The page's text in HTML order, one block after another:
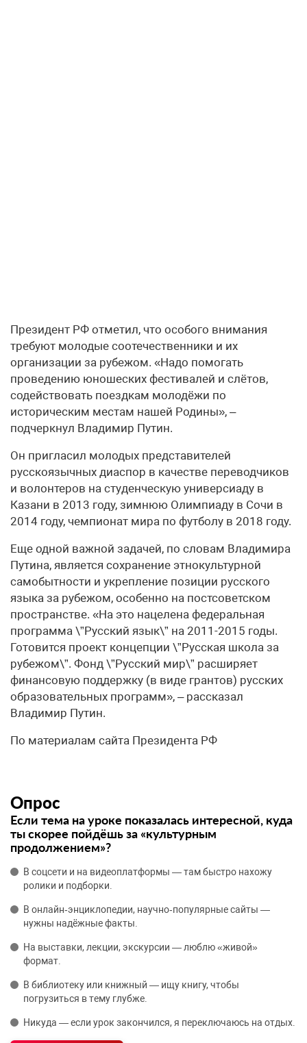
Президент РФ отметил, что особого внимания
требуют молодые соотечественники и их
организации за рубежом. «Надо помогать
проведению юношеских фестивалей и слётов,
содействовать поездкам молодёжи по
историческим местам нашей Родины», –
подчеркнул Владимир Путин.
Он пригласил молодых представителей
русскоязычных диаспор в качестве переводчиков
и волонтеров на студенческую универсиаду в
Казани в 2013 году, зимнюю Олимпиаду в Сочи в
2014 году, чемпионат мира по футболу в 2018 году.
Еще одной важной задачей, по словам Владимира
Путина, является сохранение этнокультурной
самобытности и укрепление позиции русского
языка за рубежом, особенно на постсоветском
пространстве. «На это нацелена федеральная
программа \”Русский язык\” на 2011-2015 годы.
Готовится проект концепции \”Русская школа за
рубежом\”. Фонд \”Русский мир\” расширяет
финансовую поддержку (в виде грантов) русских
образовательных программ», – рассказал
Владимир Путин.
По материалам сайта Президента РФ
Опрос
Если тема на уроке показалась интересной, куда
ты скорее пойдёшь за «культурным
продолжением»?
В соцсети и на видеоплатформы — там быстро нахожу
ролики и подборки.
В онлайн‑энциклопедии, научно‑популярные сайты —
нужны надёжные факты.
На выставки, лекции, экскурсии — люблю «живой»
формат.
В библиотеку или книжный — ищу книгу, чтобы
погрузиться в тему глубже.
Никуда — если урок закончился, я переключаюсь на отдых.